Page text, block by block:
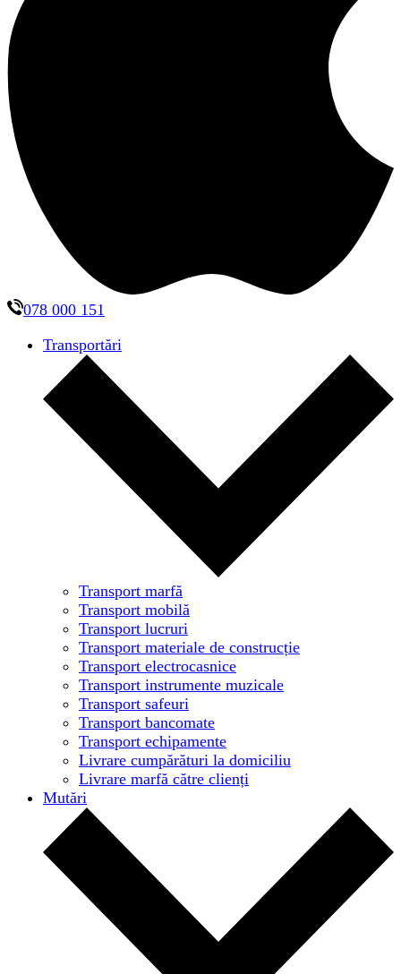
078 000 151
Transportări
Transport marfă
Transport mobilă
Transport lucruri
Transport materiale de construcție
Transport electrocasnice
Transport instrumente muzicale
Transport safeuri
Transport bancomate
Transport echipamente
Livrare cumpărături la domiciliu
Livrare marfă către clienți
Mutări